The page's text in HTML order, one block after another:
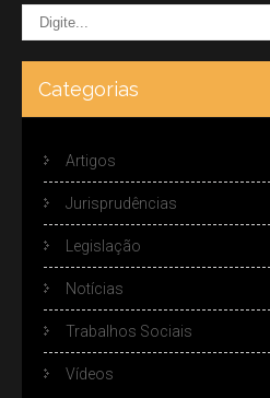
Categorias
Artigos
Jurisprudências
Legislação
Notícias
Trabalhos Sociais
Vídeos